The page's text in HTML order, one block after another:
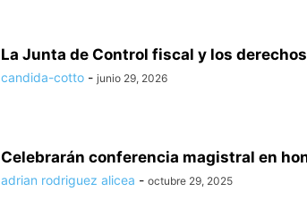
La Junta de Control fiscal y los
candida-cotto - junio 29, 2026
Celebrarán conferencia magistral en
adrian rodriguez alicea - octubre 29, 2025